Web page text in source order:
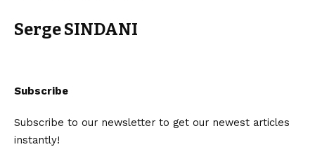
Serge SINDANI
Subscribe
Subscribe to our newsletter to get our newest articles
instantly!